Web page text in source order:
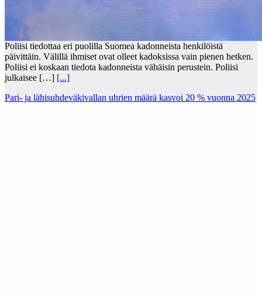
Poliisi tiedottaa eri puolilla Suomea kadonneista henkilöistä
päivittäin. Välillä ihmiset ovat olleet kadoksissa vain pienen hetken.
Poliisi ei koskaan tiedota kadonneista vähäisin perustein. Poliisi
julkaisee […] [...]
Pari- ja lähisuhdeväkivallan uhrien määrä kasvoi 20 % vuonna 2025